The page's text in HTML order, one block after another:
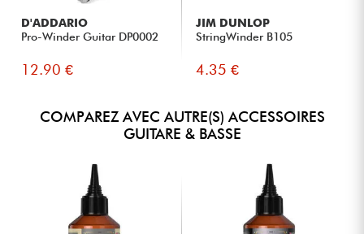
D'ADDARIO
Pro-Winder Guitar DP0002
12.90 €
JIM DUNLOP
StringWinder B105
4.35 €
COMPAREZ AVEC AUTRE(S) ACCESSOIRES
GUITARE & BASSE